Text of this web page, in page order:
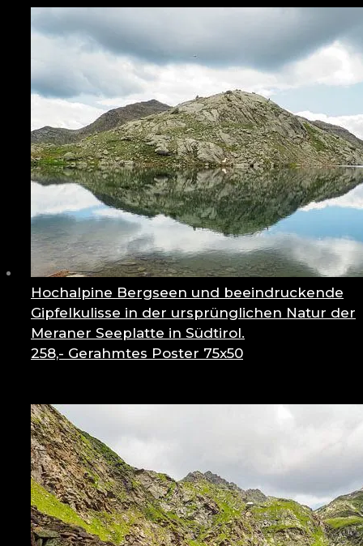
Hochalpine Bergseen und beeindruckende
Gipfelkulisse in der ursprünglichen Natur der
Meraner Seeplatte in Südtirol.
258,- Gerahmtes Poster 75x50